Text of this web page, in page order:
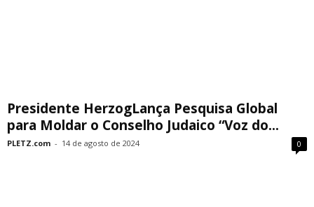
Presidente HerzogLança Pesquisa Global
para Moldar o Conselho Judaico “Voz do...
PLETZ.com - 14 de agosto de 2024 0